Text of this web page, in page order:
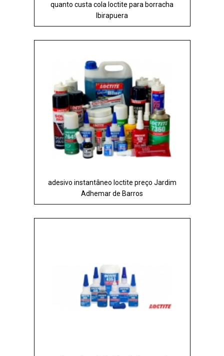
quanto custa cola loctite para borracha
Ibirapuera
adesivo instantâneo loctite preço Jardim
Adhemar de Barros